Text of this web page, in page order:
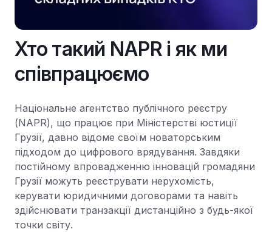
Хто такий NAPR і як ми
співпрацюємо
Національне агентство публічного реєстру
(NAPR), що працює при Міністерстві юстиції
Грузії, давно відоме своїм новаторським
підходом до цифрового врядування. Завдяки
постійному впровадженню інновацій громадяни
Грузії можуть реєструвати нерухомість,
керувати юридичними договорами та навіть
здійснювати транзакції дистанційно з будь-якої
точки світу.